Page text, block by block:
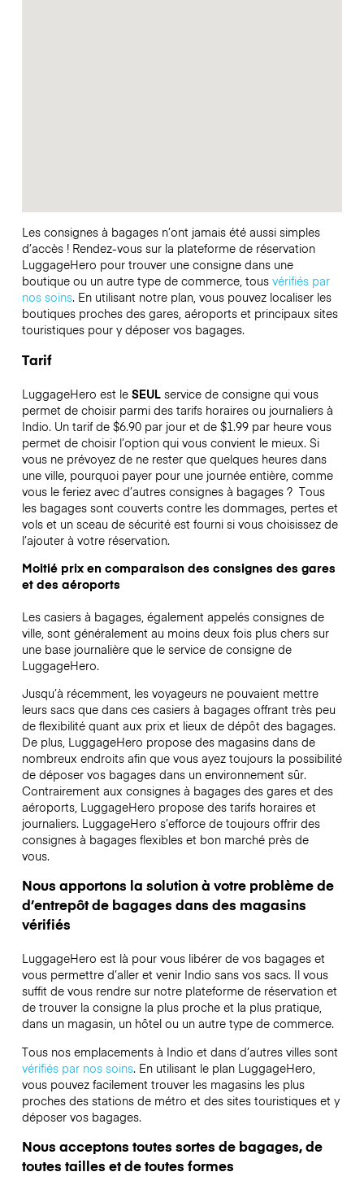
Les consignes à bagages n’ont jamais été aussi simples
d’accès ! Rendez-vous sur la plateforme de réservation
LuggageHero pour trouver une consigne dans une
boutique ou un autre type de commerce, tous vérifiés par
nos soins. En utilisant notre plan, vous pouvez localiser les
boutiques proches des gares, aéroports et principaux sites
touristiques pour y déposer vos bagages.
Tarif
LuggageHero est le SEULservice de consigne qui vous
permet de choisir parmi des tarifs horaires ou journaliers à
Indio. Un tarif de $6.90 par jour et de $1.99 par heure vous
permet de choisir l’option qui vous convient le mieux. Si
vous ne prévoyez de ne rester que quelques heures dans
une ville, pourquoi payer pour une journée entière, comme
vous le feriez avec d’autres consignes à bagages ? Tous
les bagages sont couverts contre les dommages, pertes et
vols et un sceau de sécurité est fourni si vous choisissez de
l’ajouter à votre réservation.
Moitié prix en comparaison des consignes des gares
et des aéroports
Les casiers à bagages, également appelés consignes de
ville, sont généralement au moins deux fois plus chers sur
une base journalière que le service de consigne de
LuggageHero.
Jusqu’à récemment, les voyageurs ne pouvaient mettre
leurs sacs que dans ces casiers à bagages offrant très peu
de flexibilité quant aux prix et lieux de dépôt des bagages.
De plus, LuggageHero propose des magasins dans de
nombreux endroits afin que vous ayez toujours la possibilité
de déposer vos bagages dans un environnement sûr.
Contrairement aux consignes à bagages des gares et des
aéroports, LuggageHero propose des tarifs horaires et
journaliers. LuggageHero s’efforce de toujours offrir des
consignes à bagages flexibles et bon marché près de
vous.
Nous apportons la solution à votre problème de
d’entrepôt de bagages dans des magasins
vérifiés
LuggageHero est là pour vous libérer de vos bagages et
vous permettre d’aller et venir Indio sans vos sacs. Il vous
suffit de vous rendre sur notre plateforme de réservation et
de trouver la consigne la plus proche et la plus pratique,
dans un magasin, un hôtel ou un autre type de commerce.
Tous nos emplacements à Indio et dans d’autres villes sont
vérifiés par nos soins. En utilisant le plan LuggageHero,
vous pouvez facilement trouver les magasins les plus
proches des stations de métro et des sites touristiques et y
déposer vos bagages.
Nous acceptons toutes sortes de bagages, de
toutes tailles et de toutes formes